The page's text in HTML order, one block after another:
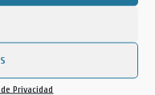
Privacidad